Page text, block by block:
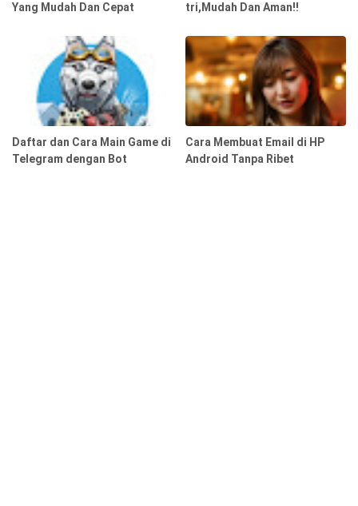
Yang Mudah Dan Cepat
tri,Mudah Dan Aman!!
Daftar dan Cara Main Game di
Telegram dengan Bot
Cara Membuat Email di HP
Android Tanpa Ribet